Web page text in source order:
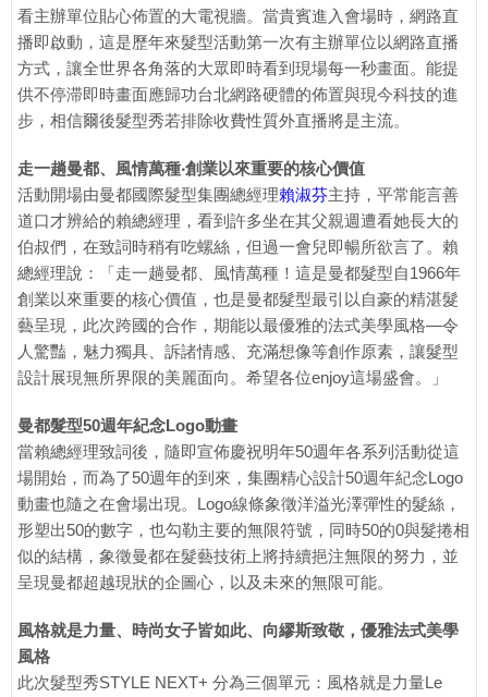
看主辦單位貼心佈置的大電視牆。當貴賓進入會場時，網路直
播即啟動，這是歷年來髮型活動第一次有主辦單位以網路直播
方式，讓全世界各角落的大眾即時看到現場每一秒畫面。能提
供不停滞即時畫面應歸功台北網路硬體的佈置與現今科技的進
步，相信爾後髮型秀若排除收費性質外直播將是主流。
走一趟曼都、風情萬種‧創業以來重要的核心價值
活動開場由曼都國際髮型集團總經理賴淑芬主持，平常能言善
道口才辨給的賴總經理，看到許多坐在其父親週遭看她長大的
伯叔們，在致詞時稍有吃螺絲，但過一會兒即暢所欲言了。賴
總經理說：「走一趟曼都、風情萬種！這是曼都髮型自1966年
創業以來重要的核心價值，也是曼都髮型最引以自豪的精湛髮
藝呈現，此次跨國的合作，期能以最優雅的法式美學風格—令
人驚豔，魅力獨具、訴諸情感、充滿想像等創作原素，讓髮型
設計展現無所界限的美麗面向。希望各位enjoy這場盛會。」
曼都髮型50週年紀念Logo動畫
當賴總經理致詞後，隨即宣佈慶祝明年50週年各系列活動從這
場開始，而為了50週年的到來，集團精心設計50週年紀念Logo
動畫也隨之在會場出現。Logo線條象徵洋溢光澤彈性的髮絲，
形塑出50的數字，也勾勒主要的無限符號，同時50的0與髮捲相
似的結構，象徵曼都在髮藝技術上將持續挹注無限的努力，並
呈現曼都超越現狀的企圖心，以及未來的無限可能。
風格就是力量、時尚女子皆如此、向繆斯致敬，優雅法式美學
風格
此次髮型秀STYLE NEXT+ 分為三個單元：風格就是力量Le